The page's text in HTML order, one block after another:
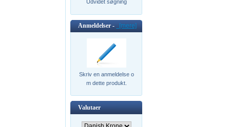
Udvidet søgning
Anmeldelser - [mere]
Skriv en anmeldelse o
m dette produkt.
Valutaer